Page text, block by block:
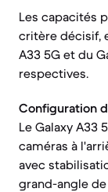
Les capacités
critère décisif,
A33 5G et du
respectives.
Configuration
Le Galaxy A33
caméras à
avec
grand-angle